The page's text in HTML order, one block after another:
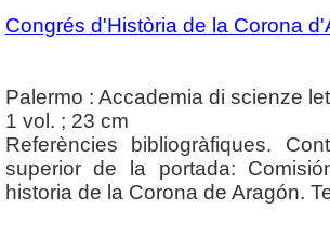
Congrés d'Història de la Corona
Palermo : Accademia di scienze
1 vol. ; 23 cm
Referències bibliogràfiques.
superior de la portada:
historia de la Corona de Aragón.